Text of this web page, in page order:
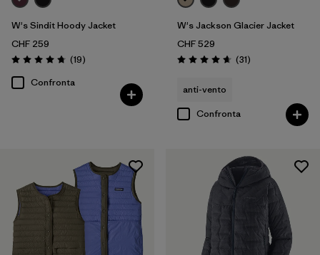
W's Sindit Hoody Jacket
CHF 259
Valutazione: 4.7 / 5
(19Recensioni
)
Confronta
W's Jackson Glacier Jacket
CHF 529
Valutazione: 4.6 / 5
(31Recensioni
)
anti-vento
Confronta